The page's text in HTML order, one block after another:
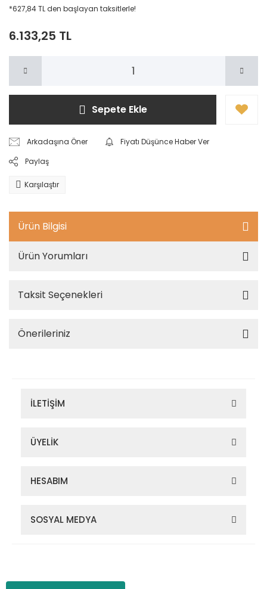
*627,84 TL den başlayan taksitlerle!
6.133,25 TL
Sepete Ekle
Arkadaşına Öner
Fiyatı Düşünce Haber Ver
Paylaş
Karşılaştır
Ürün Bilgisi
Ürün Yorumları
Taksit Seçenekleri
Önerileriniz
İLETİŞİM
ÜYELİK
HESABIM
SOSYAL MEDYA